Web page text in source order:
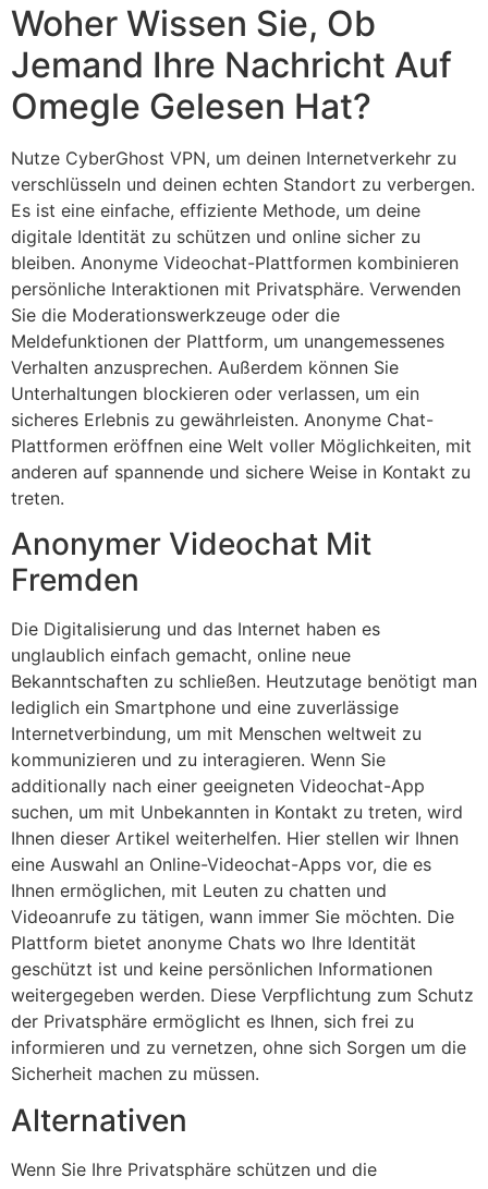
Woher Wissen Sie, Ob
Jemand Ihre Nachricht Auf
Omegle Gelesen Hat?
Nutze CyberGhost VPN, um deinen Internetverkehr zu
verschlüsseln und deinen echten Standort zu verbergen.
Es ist eine einfache, effiziente Methode, um deine
digitale Identität zu schützen und online sicher zu
bleiben. Anonyme Videochat-Plattformen kombinieren
persönliche Interaktionen mit Privatsphäre. Verwenden
Sie die Moderationswerkzeuge oder die
Meldefunktionen der Plattform, um unangemessenes
Verhalten anzusprechen. Außerdem können Sie
Unterhaltungen blockieren oder verlassen, um ein
sicheres Erlebnis zu gewährleisten. Anonyme Chat-
Plattformen eröffnen eine Welt voller Möglichkeiten, mit
anderen auf spannende und sichere Weise in Kontakt zu
treten.
Anonymer Videochat Mit
Fremden
Die Digitalisierung und das Internet haben es
unglaublich einfach gemacht, online neue
Bekanntschaften zu schließen. Heutzutage benötigt man
lediglich ein Smartphone und eine zuverlässige
Internetverbindung, um mit Menschen weltweit zu
kommunizieren und zu interagieren. Wenn Sie
additionally nach einer geeigneten Videochat-App
suchen, um mit Unbekannten in Kontakt zu treten, wird
Ihnen dieser Artikel weiterhelfen. Hier stellen wir Ihnen
eine Auswahl an Online-Videochat-Apps vor, die es
Ihnen ermöglichen, mit Leuten zu chatten und
Videoanrufe zu tätigen, wann immer Sie möchten. Die
Plattform bietet anonyme Chats wo Ihre Identität
geschützt ist und keine persönlichen Informationen
weitergegeben werden. Diese Verpflichtung zum Schutz
der Privatsphäre ermöglicht es Ihnen, sich frei zu
informieren und zu vernetzen, ohne sich Sorgen um die
Sicherheit machen zu müssen.
Alternativen
Wenn Sie Ihre Privatsphäre schützen und die